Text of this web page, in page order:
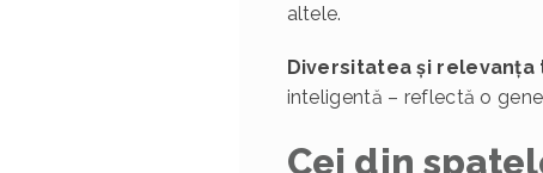
altele.
Diversitatea și
inteligentă – reflectă o
Cei din